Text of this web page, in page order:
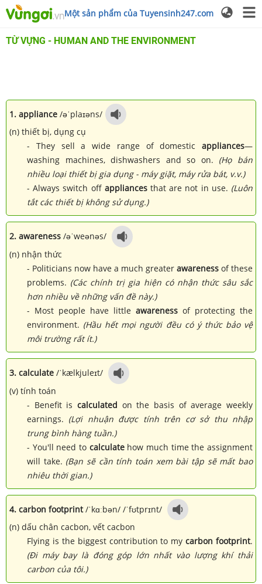
Một sản phẩm của Tuyensinh247.com
TỪ VỰNG - HUMAN AND THE ENVIRONMENT
1. appliance /əˈplaɪəns/
(n) thiết bị, dụng cụ
- They sell a wide range of domestic appliances—
washing machines, dishwashers and so on. (Họ bán
nhiều loại thiết bị gia dụng - máy giặt, máy rửa bát, v.v.)
- Always switch off appliancesthat are not in use. (Luôn
tắt các thiết bị không sử dụng.)
2. awareness /əˈweənəs/
(n) nhận thức
- Politicians now have a much greater awareness of these
problems. (Các chính trị gia hiện có nhận thức sâu sắc
hơn nhiều về những vấn đề này.)
- Most people have little awareness of protecting the
environment. (Hầu hết mọi người đều có ý thức bảo vệ
môi trường rất ít.)
3. calculate /ˈkælkjuleɪt/
(v) tính toán
- Benefit is calculated on the basis of average weekly
earnings. (Lợi nhuận được tính trên cơ sở thu nhập
trung bình hàng tuần.)
- You'll need to calculatehow much time the assignment
will take. (Bạn sẽ cần tính toán xem bài tập sẽ mất bao
nhiêu thời gian.)
4. carbon footprint/ˈkɑːbən/ /ˈfʊtprɪnt/
(n) dấu chân cacbon, vết cacbon
Flying is the biggest contribution to mycarbon footprint.
(Đi máy bay là đóng góp lớn nhất vào lượng khí thải
carbon của tôi.)